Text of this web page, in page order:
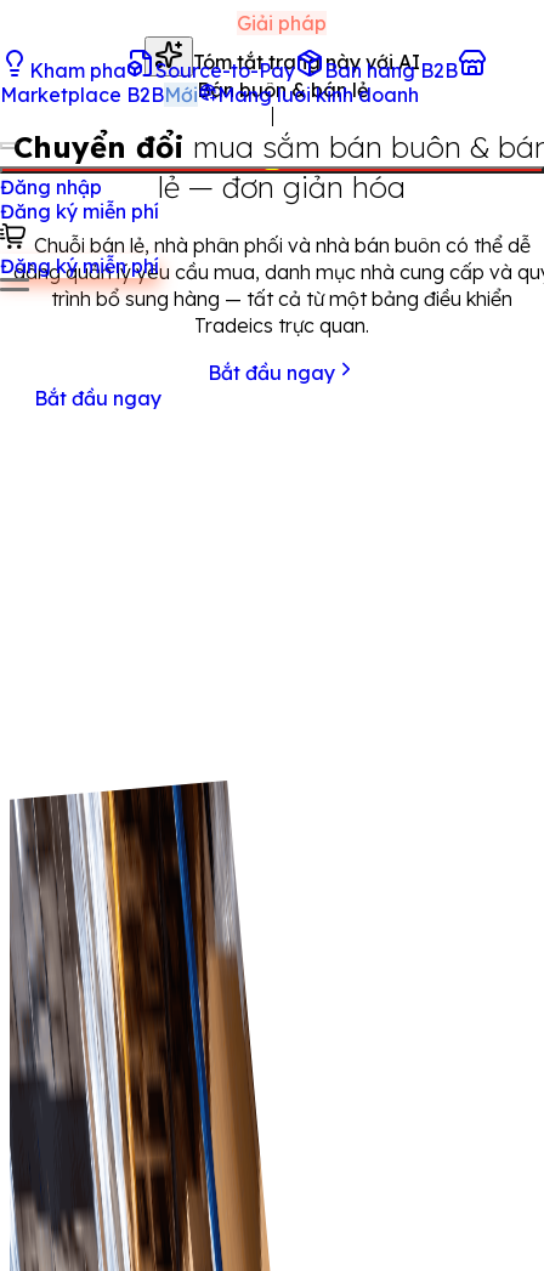
Kham pha Source-to-Pay
Ban hang B2B
Marketplace B2BMới Mang luoi kinh doanh
Đăng nhập
Đăng ký miễn phí
Đăng ký miễn phí
Giải pháp
Tóm tắt trang này với AI
Bán buôn & bán lẻ
Chuyển đổi mua sắm bán buôn &
lẻ — đơn giản hóa
Chuỗi bán lẻ, nhà phân phối và nhà bán buôn có thể dễ
dàng quản lý yêu cầu mua, danh mục nhà cung cấp và
trình bổ sung hàng — tất cả từ một bảng điều khiển
Tradeics trực quan.
Bắt đầu ngay
Bắt đầu ngay
nhanh với thay đổi thị trường. Người mua nhận cập nhật
nhà cung cấp theo thời gian thực, còn nhà cung cấp
tiếp cận trực tiếp, đã xác minh với người mua.